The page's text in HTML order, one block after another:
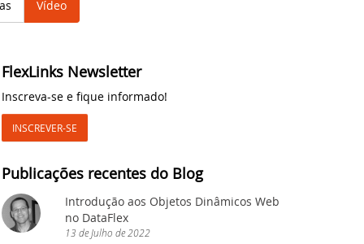
Vídeo
FlexLinks Newsletter
Inscreva-se e fique informado!
INSCREVER-SE
Publicações recentes do Blog
Introdução aos Objetos Dinâmicos Web
no DataFlex
13 deJulho de2022
Framework - Ação necessária!